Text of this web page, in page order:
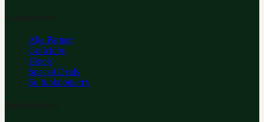
Alle Partner
Golfclubs
Hotels
Special Deals
So funktioniert's